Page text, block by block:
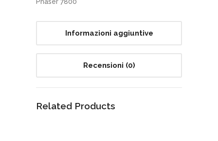
Informazioni aggiuntive
Recensioni (0)
Related Products